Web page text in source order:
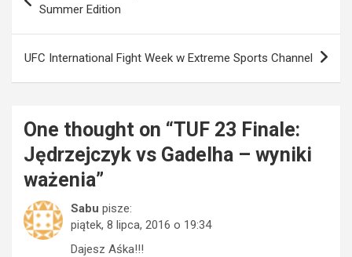
wpisu
Summer Edition
UFC International Fight Week w Extreme Sports Channel
One thought on “TUF 23 Finale:
Jędrzejczyk vs Gadelha – wyniki
ważenia”
Sabu pisze:
piątek, 8 lipca, 2016 o 19:34
Dajesz Aśka!!!